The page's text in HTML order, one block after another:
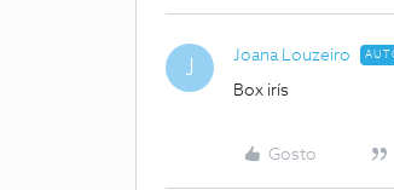
J Joana Louzeiro
Box irís
Gosto